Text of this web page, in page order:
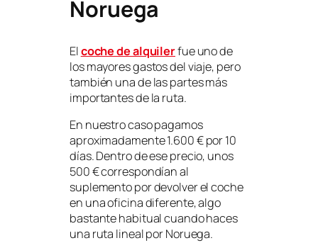
Noruega
Elcoche de alquilerfue uno de
los mayores gastos del viaje, pero
también una de las partes más
importantes de la ruta.
En nuestro caso pagamos
aproximadamente 1.600 € por 10
días. Dentro de ese precio, unos
500 € correspondían al
suplemento por devolver el coche
en una oficina diferente, algo
bastante habitual cuando haces
una ruta lineal por Noruega.